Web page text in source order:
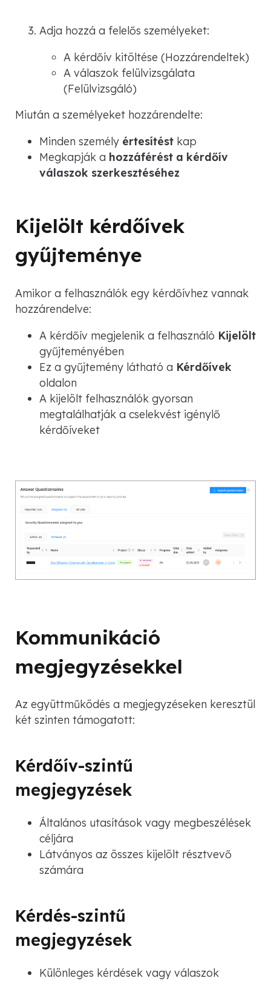
Adja hozzá a felelős személyeket:
A kérdőív kitöltése (Hozzárendeltek)
A válaszok felülvizsgálata
(Felülvizsgáló)
Miután a személyeket hozzárendelte:
Minden személy értesítést kap
Megkapják a hozzáférést a kérdőív
válaszok szerkesztéséhez
Kijelölt kérdőívek
gyűjteménye
Amikor a felhasználók egy kérdőívhez vannak
hozzárendelve:
A kérdőív megjelenik a felhasználó Kijelölt
gyűjteményében
Ez a gyűjtemény látható a Kérdőívek
oldalon
A kijelölt felhasználók gyorsan
megtalálhatják a cselekvést igénylő
kérdőíveket
Kommunikáció
megjegyzésekkel
Az együttműködés a megjegyzéseken keresztül
két szinten támogatott:
Kérdőív-szintű
megjegyzések
Általános utasítások vagy megbeszélések
céljára
Látványos az összes kijelölt résztvevő
számára
Kérdés-szintű
megjegyzések
Különleges kérdések vagy válaszok